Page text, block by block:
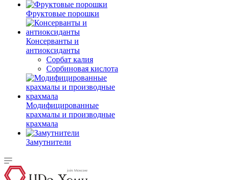
Фруктовые порошки
Консерванты и
антиоксиданты
Сорбат калия
Сорбиновая кислота
Модифицированные
крахмалы и производные
крахмала
Замутнители